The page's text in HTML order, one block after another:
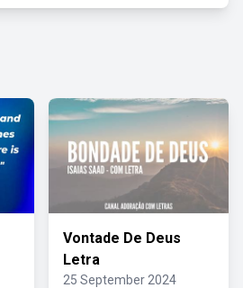
Vontade De Deus
Letra
25 September 2024